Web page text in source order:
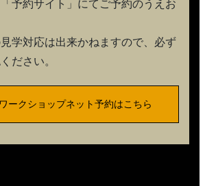
予約サイト」にてご予約のうえお
学対応は出来かねますので、必ず
ださい。
ークショップネット予約はこちら